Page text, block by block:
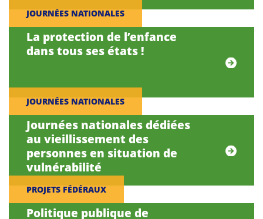
JOURNÉES NATIONALES
La protection de l’enfance
dans tous ses états !
JOURNÉES NATIONALES
Journées nationales dédiées
au vieillissement des
personnes en situation de
vulnérabilité
PROJETS FÉDÉRAUX
Politique publique de